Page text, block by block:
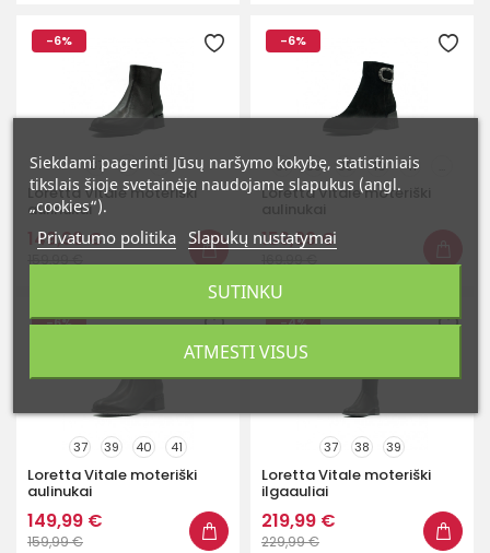
-6%
37 38 39
Loretta Vitale moteriški
aulinukai
149,99 €
-6%
37 38 39 40 41
Loretta Vitale moteriški
159,99 €
-6%
37 39 40 41
Loretta Vitale moteriški
aulinukai
149,99 €
159,99 €
-4%
37 38 39
Loretta Vitale moteriški
ilgaauliai
219,99 €
229,99 €
Siekdami pagerinti Jūsų naršymo kokybę, statistiniais
tikslais šioje svetainėje naudojame slapukus (angl.
„cookies“).
Privatumo politika Slapukų nustatymai
ATMESTI VISUS
SUTINKU